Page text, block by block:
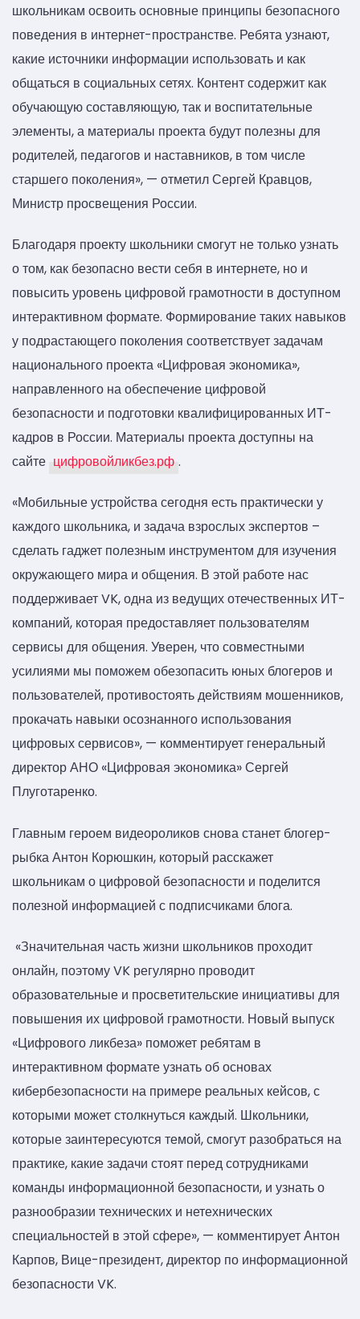
школьникам освоить основные принципы безопасного
поведения в интернет-пространстве. Ребята узнают,
какие источники информации использовать и как
общаться в социальных сетях. Контент содержит как
обучающую составляющую, так и воспитательные
элементы, а материалы проекта будут полезны для
родителей, педагогов и наставников, в том числе
старшего поколения», — отметил Сергей Кравцов,
Министр просвещения России.
Благодаря проекту школьники смогут не только узнать
о том, как безопасно вести себя в интернете, но и
повысить уровень цифровой грамотности в доступном
интерактивном формате. Формирование таких навыков
у подрастающего поколения соответствует задачам
национального проекта «Цифровая экономика»,
направленного на обеспечение цифровой
безопасности и подготовки квалифицированных ИТ-
кадров в России. Материалы проекта доступны на
сайте цифровойликбез.рф .
«Мобильные устройства сегодня есть практически у
каждого школьника, и задача взрослых экспертов –
сделать гаджет полезным инструментом для изучения
окружающего мира и общения. В этой работе нас
поддерживает VK, одна из ведущих отечественных ИТ-
компаний, которая предоставляет пользователям
сервисы для общения. Уверен, что совместными
усилиями мы поможем обезопасить юных блогеров и
пользователей, противостоять действиям мошенников,
прокачать навыки осознанного использования
цифровых сервисов», — комментирует генеральный
директор АНО «Цифровая экономика» Сергей
Плуготаренко.
Главным героем видеороликов снова станет блогер-
рыбка Антон Корюшкин, который расскажет
школьникам о цифровой безопасности и поделится
полезной информацией с подписчиками блога.
«Значительная часть жизни школьников проходит
онлайн, поэтому VK регулярно проводит
образовательные и просветительские инициативы для
повышения их цифровой грамотности. Новый выпуск
«Цифрового ликбеза» поможет ребятам в
интерактивном формате узнать об основах
кибербезопасности на примере реальных кейсов, с
которыми может столкнуться каждый. Школьники,
которые заинтересуются темой, смогут разобраться на
практике, какие задачи стоят перед сотрудниками
команды информационной безопасности, и узнать о
разнообразии технических и нетехнических
специальностей в этой сфере», — комментирует Антон
Карпов, Вице-президент, директор по информационной
безопасности VK.